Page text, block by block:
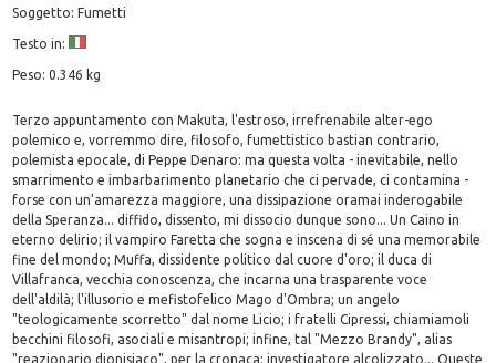
Soggetto: Fumetti
Testo in:
Peso: 0.346 kg
Terzo appuntamento con Makuta, l'estroso, irrefrenabile alter-ego
polemico e, vorremmo dire, filosofo, fumettistico bastian contrario,
polemista epocale, di Peppe Denaro: ma questa volta - inevitabile, nello
smarrimento e imbarbarimento planetario che ci pervade, ci contamina -
forse con un'amarezza maggiore, una dissipazione oramai inderogabile
della Speranza... diffido, dissento, mi dissocio dunque sono... Un Caino in
eterno delirio; il vampiro Faretta che sogna e inscena di sé una memorabile
fine del mondo; Muffa, dissidente politico dal cuore d'oro; il duca di
Villafranca, vecchia conoscenza, che incarna una trasparente voce
dell'aldilà; l'illusorio e mefistofelico Mago d'Ombra; un angelo
"teologicamente scorretto" dal nome Licio; i fratelli Cipressi, chiamiamoli
becchini filosofi, asociali e misantropi; infine, tal "Mezzo Brandy", alias
"reazionario dionisiaco", per la cronaca: investigatore alcolizzato... Queste